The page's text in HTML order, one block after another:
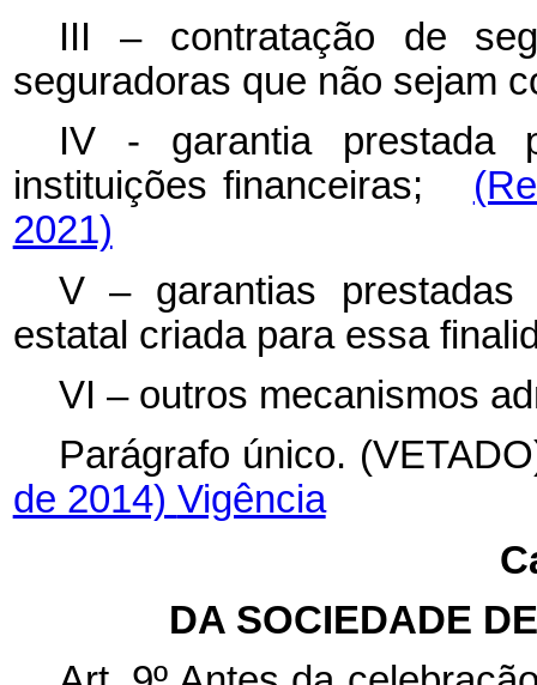
III – contratação de
seguradoras que não sejam
IV - garantia prestada
instituições financeiras;
2021)
V – garantias prestadas
estatal criada para essa
VI – outros mecanismos
Parágrafo único.
de 2014) Vigência
DA SOCIEDADE